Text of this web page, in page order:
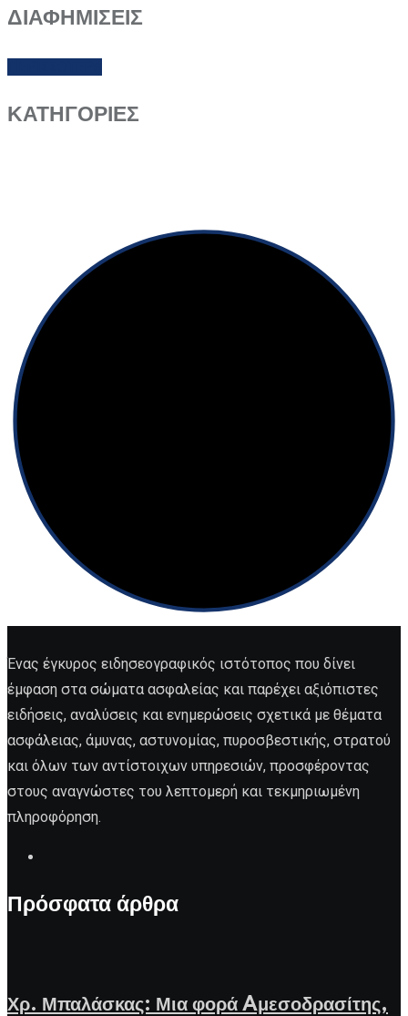
ΔΙΑΦΗΜΙΣΕΙΣ
ΚΑΤΗΓΟΡΙΕΣ
Ένας έγκυρος ειδησεογραφικός ιστότοπος που δίνει
έμφαση στα σώματα ασφαλείας και παρέχει αξιόπιστες
ειδήσεις, αναλύσεις και ενημερώσεις σχετικά με θέματα
ασφάλειας, άμυνας, αστυνομίας, πυροσβεστικής, στρατού
και όλων των αντίστοιχων υπηρεσιών, προσφέροντας
στους αναγνώστες του λεπτομερή και τεκμηριωμένη
πληροφόρηση.
Πρόσφατα άρθρα
Χρ. Μπαλάσκας: Μια φορά Aμεσοδρασίτης,